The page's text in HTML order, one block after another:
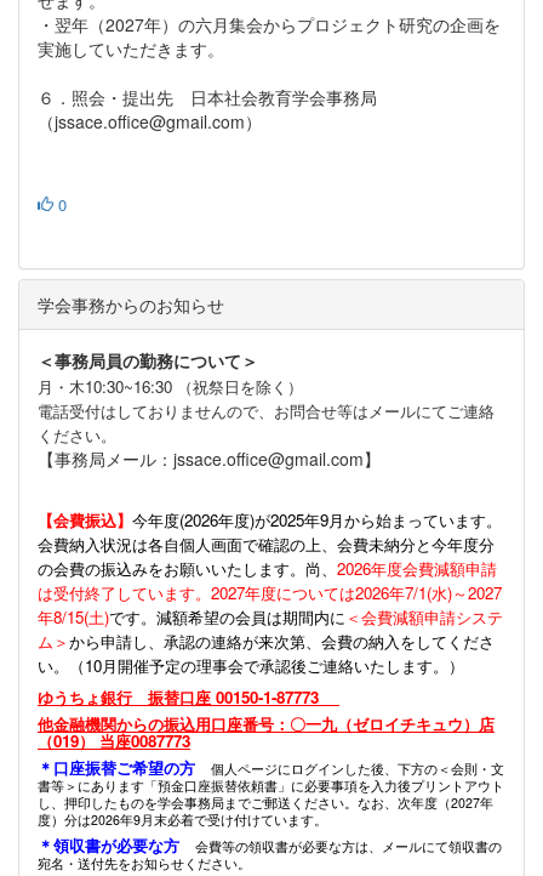
・翌年（2027年）の六月集会からプロジェクト研究の企画を
実施していただきます。
６．照会・提出先 日本社会教育学会事務局
（jssace.office@gmail.com）
0
学会事務からのお知らせ
＜事務局員の勤務について＞
月・木10:30~16:30 （祝祭日を除く）
電話受付はしておりませんので、お問合せ等はメールにてご連絡
ください。
【事務局メール：jssace.office@gmail.com】
【会費振込】 今年度(2026年度)が2025年9月から始まっています。
会費納入状況は各自個人画面で確認の上、会費未納分と今年度分
の会費の振込みをお願いいたします。尚、 2026年度会費減額申請
は受付終了しています。2027年度については2026年7/1(水)～2027
年8/15(土)です。減額希望の会員は期間内に ＜会費減額申請システ
ム＞から申請し、承認の連絡が来次第、会費の納入をしてくださ
い。（10月開催予定の理事会で承認後ご連絡いたします。）
ゆうちょ銀行 振替口座 00150-1-87773
他金融機関からの振込用口座番号：〇一九（ゼロイチキュウ）店
（019） 当座0087773
＊口座振替ご希望の方
個人ページにログインした後、下方の＜会則・文
書等＞にあります「預金口座振替依頼書」に必要事項を入力後プリントアウト
し、押印したものを学会事務局までご郵送ください。なお、次年度（2027年
度）分は2026年9月末必着で受け付けています。
＊領収書が必要な方
会費等の領収書が必要な方は、メールにて領収書の
宛名・送付先をお知らせください。